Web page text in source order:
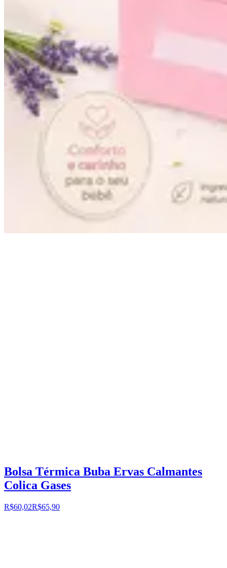
Bolsa Térmica Buba Ervas Calmantes
Colica Gases
R$60,02R$65,90